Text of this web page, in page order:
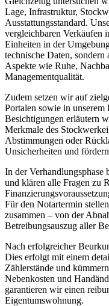
Lage, Infrastruktur,
Ausstattungsstandard.
vergleichbaren Verkäufen
Einheiten in der
technische Daten,
Aspekte wie Ruhe,
Managementqualität.
Zudem setzen wir auf
Portalen sowie in
Besichtigungen erläutern
Merkmale des
Abstimmungen oder
Unsicherheiten und
In der
und klären alle Fragen zu
Für den Notartermin
zusammen – von der
Betreibungsauszug aller
Nach erfolgreicher
Dies erfolgt mit einem
Zählerstände und
Nebenkosten und
garantieren wir einen
Eigentumswohnung.